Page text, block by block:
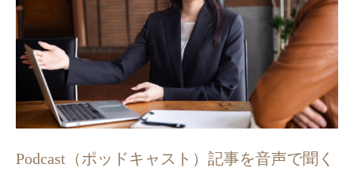
Podcast（ポッドキャスト）記事を音声で聞く